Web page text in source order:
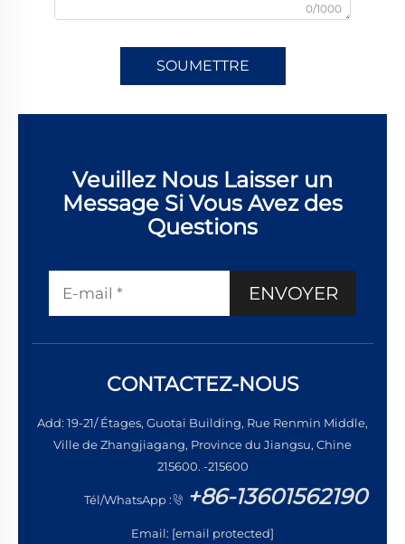
0/1000
SOUMETTRE
Veuillez Nous Laisser un
Message Si Vous Avez des
Questions
ENVOYER
CONTACTEZ-NOUS
Add: 19-21/ Étages, Guotai Building, Rue Renmin Middle,
Ville de Zhangjiagang, Province du Jiangsu, Chine
215600. -215600
Tél/WhatsApp : +86-13601562190
Email: [email protected]